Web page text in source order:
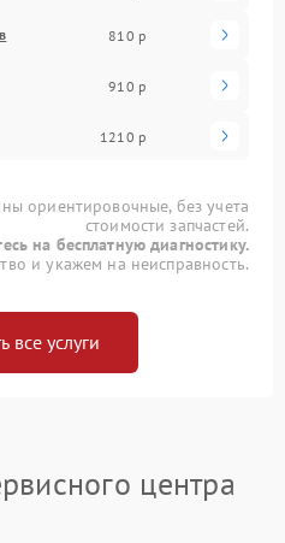
810 р
910 р
1210 р
ориентировочные, без учета
стоимости запчастей.
на бесплатную диагностику.
и укажем на неисправность.
все услуги
центра